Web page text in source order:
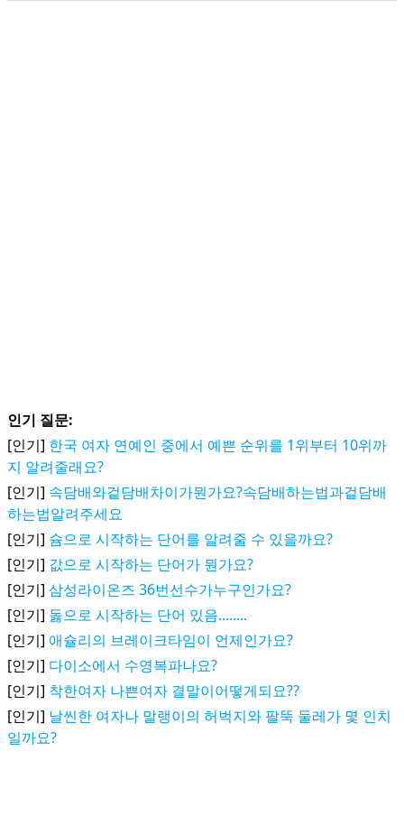
인기 질문:
[인기] 한국 여자 연예인 중에서 예쁜 순위를 1위부터 10위까
지 알려줄래요?
[인기] 속담배와겉담배차이가뭔가요?속담배하는법과겉담배
하는법알려주세요
[인기] 슘으로 시작하는 단어를 알려줄 수 있을까요?
[인기] 값으로 시작하는 단어가 뭔가요?
[인기] 삼성라이온즈 36번선수가누구인가요?
[인기] 돓으로 시작하는 단어 있음........
[인기] 애슐리의 브레이크타임이 언제인가요?
[인기] 다이소에서 수영복파나요?
[인기] 착한여자 나쁜여자 결말이어떻게되요??
[인기] 날씬한 여자나 말랭이의 허벅지와 팔뚝 둘레가 몇 인치
일까요?